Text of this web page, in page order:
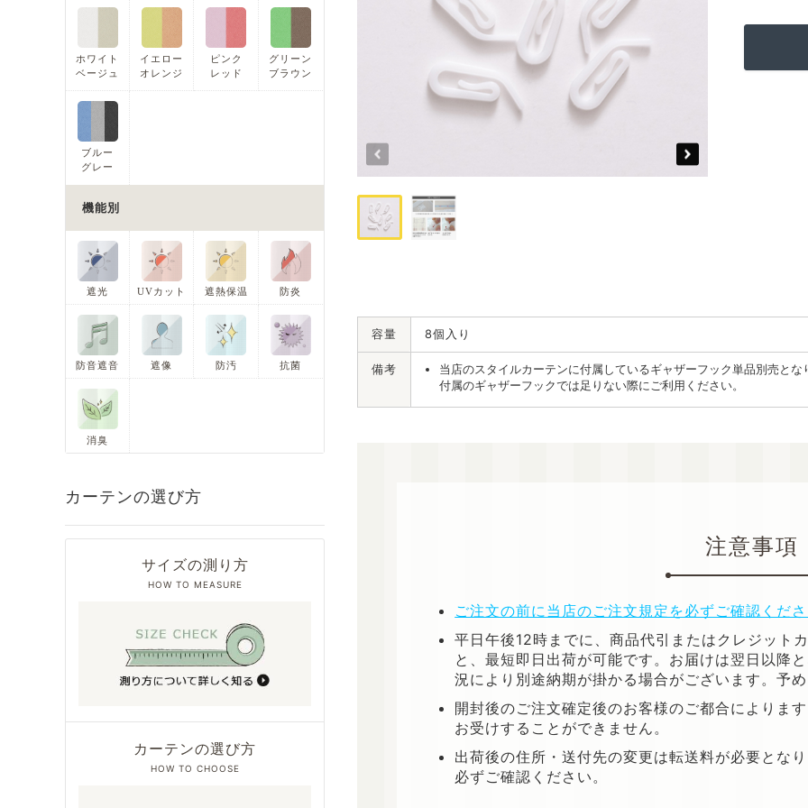
容量 8個入り
備考
当店のスタイルカーテンに付属しているギャザーフック単品別売とな
付属のギャザーフックでは足りない際にご利用ください。
注意事項
ご注文の前に当店のご注文規定を必ずご確認くだ
平日午後12時までに、商品代引またはクレジット
と、最短即日出荷が可能です。お届けは翌日以降
況により別途納期が掛かる場合がございます。予
開封後のご注文確定後のお客様のご都合によりま
お受けすることができません。
出荷後の住所・送付先の変更は転送料が必要とな
必ずご確認ください。
ホワイト
ベージュ
イエロー
オレンジ
ピンク
レッド
グリーン
ブラウン
ブルー
グレー
機能別
遮光 UVカット 遮熱保温 防炎
防音遮音 遮像 防汚 抗菌
消臭
カーテンの選び方
サイズの測り方
HOW TO MEASURE
カーテンの選び方
HOW TO CHOOSE